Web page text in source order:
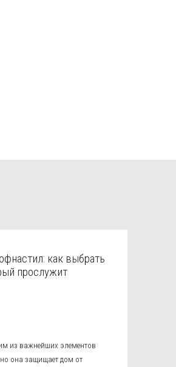
как выбрать
прослужит
из важнейших элементов
она защищает дом от